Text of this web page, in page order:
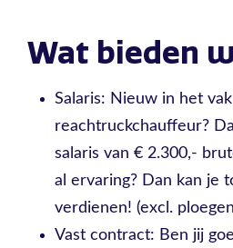
Wat bieden
Salaris: Nieuw in het
reachtruckchauffeur?
salaris van € 2.300,-
al ervaring? Dan kan je
verdienen! (excl.
Vast contract: Ben jij